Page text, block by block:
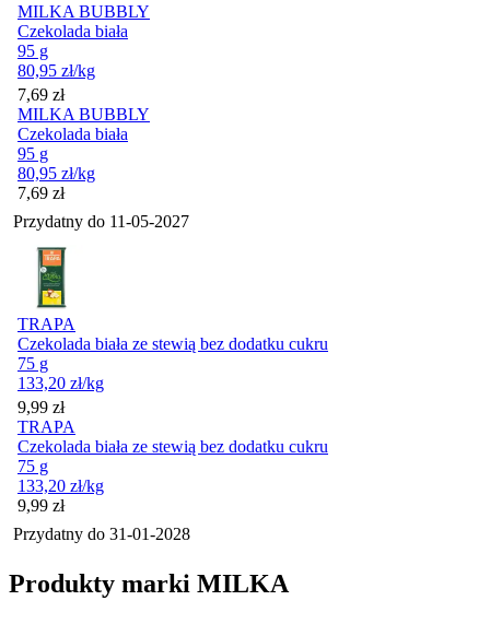
MILKA BUBBLY
Czekolada biała
95 g
80,95 zł/kg
Cena
7,69 zł
MILKA BUBBLY
Czekolada biała
95 g
80,95 zł/kg
Cena
7,69 zł
Przydatny do 11-05-2027
TRAPA
Czekolada biała ze stewią bez dodatku cukru
75 g
133,20 zł/kg
Cena
9,99 zł
TRAPA
Czekolada biała ze stewią bez dodatku cukru
75 g
133,20 zł/kg
Cena
9,99 zł
Przydatny do 31-01-2028
Produkty marki MILKA